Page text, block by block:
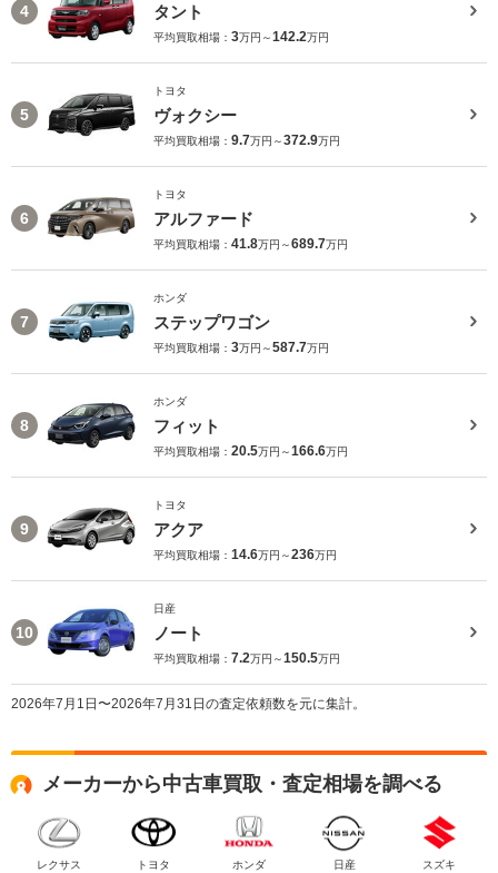
4 タント
平均買取相場： 3万円～142.2万円
5
トヨタ
ヴォクシー
平均買取相場： 9.7万円～372.9万円
6
トヨタ
アルファード
平均買取相場： 41.8万円～689.7万円
7
ホンダ
ステップワゴン
平均買取相場： 3万円～587.7万円
8
ホンダ
フィット
平均買取相場： 20.5万円～166.6万円
9
トヨタ
アクア
平均買取相場： 14.6万円～236万円
10
日産
ノート
平均買取相場： 7.2万円～150.5万円
2026年7月1日〜2026年7月31日の査定依頼数を元に集計。
メーカーから中古車買取・査定相場を調べる
レクサス トヨタ ホンダ 日産 スズキ